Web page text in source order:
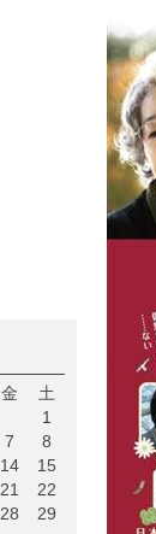
金
土
1
7
8
14
15
21
22
28
29